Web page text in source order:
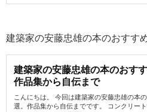
建築家の安藤忠雄の本のおすす
建築家の安藤忠雄の本のおすす
作品集から自伝まで
こんにちは。 今回は建築家の安藤忠雄の本
選。作品集から自伝までです。 コンクリー